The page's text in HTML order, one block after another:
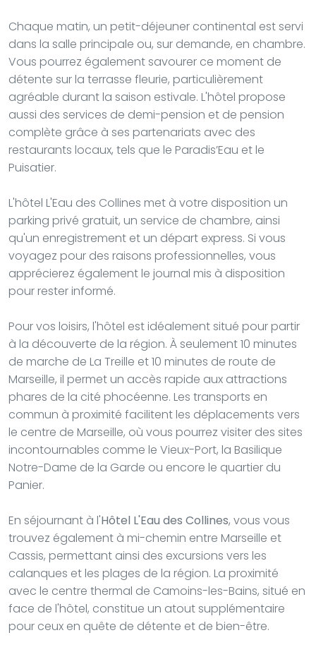
Chaque matin, un petit-déjeuner continental est servi
dans la salle principale ou, sur demande, en chambre.
Vous pourrez également savourer ce moment de
détente sur la terrasse fleurie, particulièrement
agréable durant la saison estivale. L'hôtel propose
aussi des services de demi-pension et de pension
complète grâce à ses partenariats avec des
restaurants locaux, tels que le Paradis’Eau et le
Puisatier.
L'hôtel L'Eau des Collines met à votre disposition un
parking privé gratuit, un service de chambre, ainsi
qu'un enregistrement et un départ express. Si vous
voyagez pour des raisons professionnelles, vous
apprécierez également le journal mis à disposition
pour rester informé.
Pour vos loisirs, l'hôtel est idéalement situé pour partir
à la découverte de la région. À seulement 10 minutes
de marche de La Treille et 10 minutes de route de
Marseille, il permet un accès rapide aux attractions
phares de la cité phocéenne. Les transports en
commun à proximité facilitent les déplacements vers
le centre de Marseille, où vous pourrez visiter des sites
incontournables comme le Vieux-Port, la Basilique
Notre-Dame de la Garde ou encore le quartier du
Panier.
En séjournant à l'Hôtel L'Eau des Collines, vous vous
trouvez également à mi-chemin entre Marseille et
Cassis, permettant ainsi des excursions vers les
calanques et les plages de la région. La proximité
avec le centre thermal de Camoins-les-Bains, situé en
face de l'hôtel, constitue un atout supplémentaire
pour ceux en quête de détente et de bien-être.